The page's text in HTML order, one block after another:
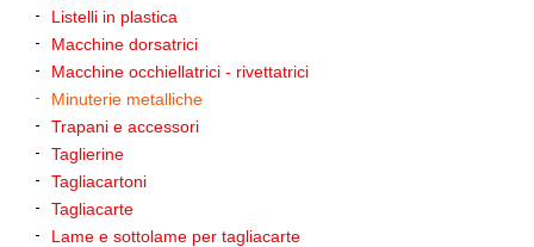
Listelli in plastica
Macchine dorsatrici
Macchine occhiellatrici - rivettatrici
Minuterie metalliche
Trapani e accessori
Taglierine
Tagliacartoni
Tagliacarte
Lame e sottolame per tagliacarte